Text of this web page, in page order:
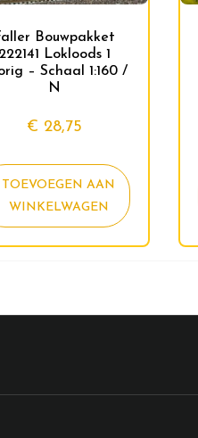
Bouwpakket
222141 Lokloods 1
– Schaal 1:160 /
N
€ 28,75
TOEVOEGEN AAN
WINKELWAGEN